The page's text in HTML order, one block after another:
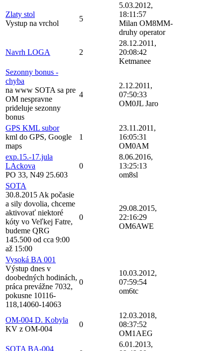
Zlaty stol
Vystup na vrchol
5
5.03.2012,
18:11:57
Milan OM8MM-
druhy operator
Navrh LOGA 2
28.12.2011,
20:08:42
Ketmanee
Sezonny bonus -
chyba
na www SOTA sa pre
OM nespravne
prideluje sezonny
bonus
4
2.12.2011,
07:50:33
OM0JL Jaro
GPS KML subor
kml do GPS, Google
maps
1
23.11.2011,
16:05:31
OM0AM
exp.15.-17.jula
LAckova
PO 33, N49 25.603
0
8.06.2016,
13:25:13
om8sl
SOTA
30.8.2015 Ak počasie
a sily dovolia, chceme
aktivovať niektoré
kóty vo Veľkej Fatre,
budeme QRG
145.500 od cca 9:00
až 15:00
0
29.08.2015,
22:16:29
OM6AWE
Vysoká BA 001
Výstup dnes v
doobedných hodinách,
práca prevážne 7032,
pokusne 10116-
118,14060-14063
0
10.03.2012,
07:59:54
om6tc
OM-004 D. Kobyla
KV z OM-004
0
12.03.2018,
08:37:52
OM1AEG
SOTA BA-004
6.01.2013,